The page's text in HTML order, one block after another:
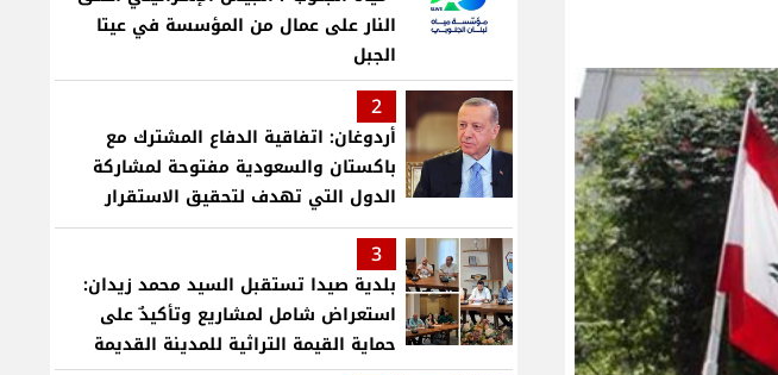
النار على عمال من المؤسسة في عيتا
الجبل
2
أردوغان: اتفاقية الدفاع المشترك مع
باكستان والسعودية مفتوحة لمشاركة
الدول التي تهدف لتحقيق الاستقرار
بمنطقتنا
3
بلدية صيدا تستقبل السيد محمد زيدان:
استعراض شامل لمشاريع وتأكيدٌ على
حماية القيمة التراثية للمدينة القديمة